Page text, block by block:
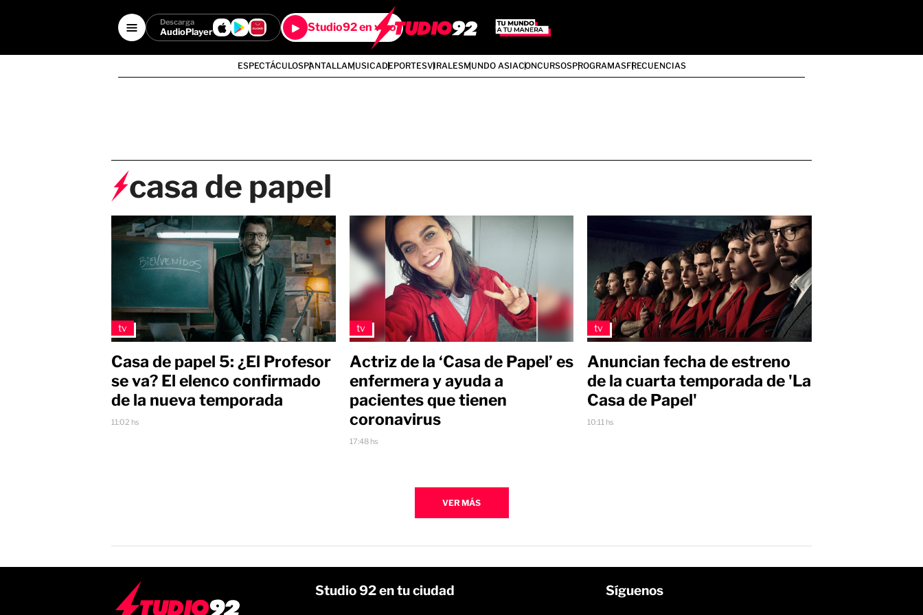
Descarga
AudioPlayer Studio92 en vivo
ESPECTÁCULOSPANTALLAMUSICADEPORTESVIRALESMUNDO ASIACONCURSOSPROGRAMASFRECUENCIAS
casa de papel
tv
Casa de papel 5: ¿El Profesor
se va? El elenco confirmado
de la nueva temporada
11:02 hs
tv
Actriz de la ‘Casa de Papel’ es
enfermera y ayuda a
pacientes que tienen
coronavirus
17:48 hs
tv
Anuncian fecha de estreno
de la cuarta temporada de 'La
Casa de Papel'
10:11 hs
VER MÁS
Studio 92 en tu ciudad Síguenos